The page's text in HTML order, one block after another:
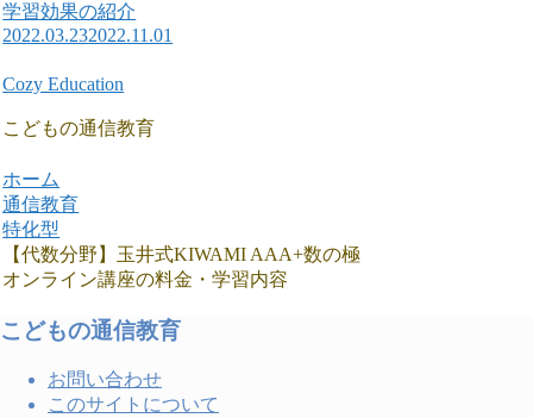
学習効果の紹介
2022.03.232022.11.01
Cozy Education
こどもの通信教育
ホーム
通信教育
特化型
【代数分野】玉井式KIWAMI AAA+数の極
オンライン講座の料金・学習内容
こどもの通信教育
お問い合わせ
このサイトについて